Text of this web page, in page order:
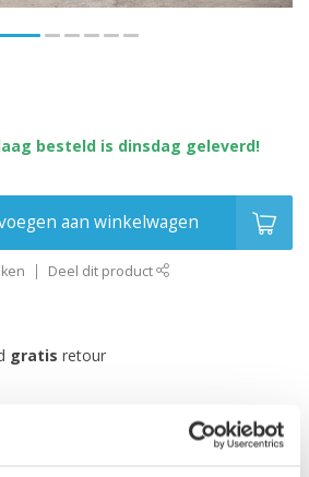
besteld is dinsdag geleverd!
aan winkelwagen
Deel dit product
gratis retour